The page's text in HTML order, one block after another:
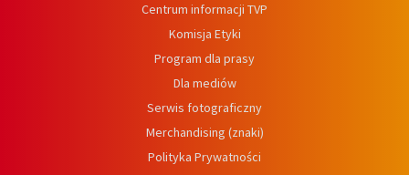
Centrum informacji TVP
Komisja Etyki
Program dla prasy
Dla mediów
Serwis fotograficzny
Merchandising (znaki)
Polityka Prywatności